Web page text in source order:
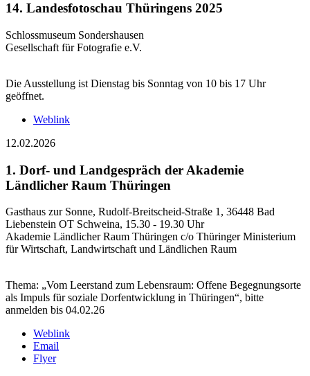
14. Landesfotoschau Thüringens 2025
Schlossmuseum Sondershausen
Gesellschaft für Fotografie e.V.
Die Ausstellung ist Dienstag bis Sonntag von 10 bis 17 Uhr
geöffnet.
Weblink
12.02.2026
1. Dorf- und Landgespräch der Akademie
Ländlicher Raum Thüringen
Gasthaus zur Sonne, Rudolf-Breitscheid-Straße 1, 36448 Bad
Liebenstein OT Schweina, 15.30 - 19.30 Uhr
Akademie Ländlicher Raum Thüringen c/o Thüringer Ministerium
für Wirtschaft, Landwirtschaft und Ländlichen Raum
Thema: „Vom Leerstand zum Lebensraum: Offene Begegnungsorte
als Impuls für soziale Dorfentwicklung in Thüringen“, bitte
anmelden bis 04.02.26
Weblink
Email
Flyer